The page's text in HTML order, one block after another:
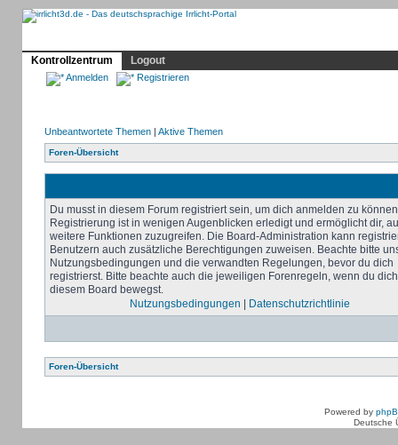
Kontrollzentrum
Logout
Anmelden Registrieren
Unbeantwortete Themen| Aktive Themen
Foren-Übersicht
Du musst in diesem Forum registriert sein, um dich anmelden zu
Registrierung ist in wenigen Augenblicken erledigt und ermöglicht dir,
weitere Funktionen zuzugreifen. Die Board-Administration kann
Benutzern auch zusätzliche Berechtigungen zuweisen. Beachte bitte
Nutzungsbedingungen und die verwandten Regelungen, bevor du dich
registrierst. Bitte beachte auch die jeweiligen Forenregeln, wenn du
diesem Board bewegst.
Nutzungsbedingungen
Datenschutzrichtlinie
Foren-Übersicht
Powered by
Deutsche